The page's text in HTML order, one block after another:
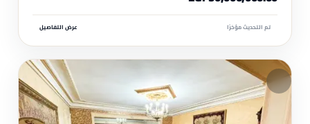
تم التحديث مؤخرًا عرض التفاصيل